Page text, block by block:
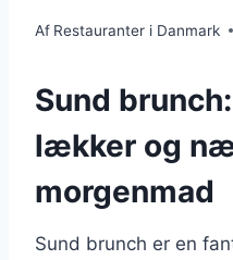
Af Restauranter i Danmark
Sund
lækker og
morgenmad
Sund brunch er en